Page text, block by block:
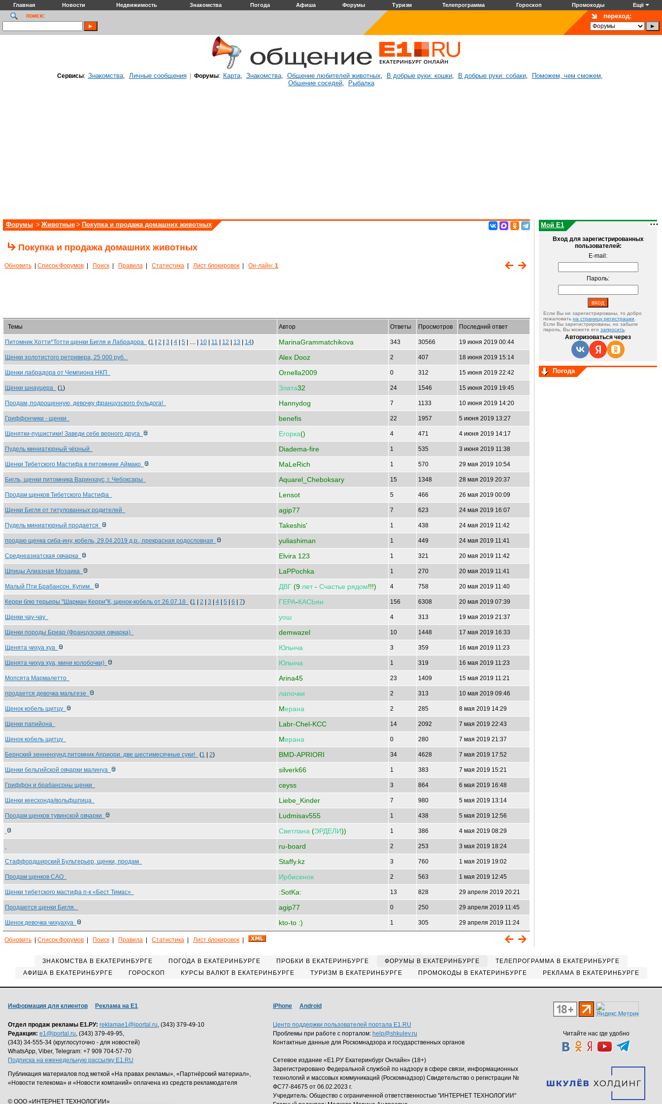
Главная Новости Недвижимость Знакомства Погода Афиша Форумы Туризм Телепрограмма Гороскоп Промокоды Ещё
поиск: переход:
Сервисы: Знакомства, Личные сообщения| Форумы: Карта, Знакомства, Общение любителей животных, В добрые руки: кошки, В добрые руки: собаки, Поможем, чем сможем,
Общение соседей, Рыбалка
Форумы > Животные > Покупка и продажа домашних животных
Покупка и продажа домашних животных
Обновить Список Форумов Поиск Правила Статистика Лист блокировок Он-лайн: 1
Темы Автор Ответы Просмотров Последний ответ
Питомник Хотти*Тотти щенки Бигля и Лабрадора (1 2 3 4 5 | .... | 10 11 12 13 14) MarinaGrammatchikova 343 30566 19 июня 2019 00:44
Щенки золотистого ретривера, 25 000 руб. Alex Dooz 2 407 18 июня 2019 15:14
Щенки лабрадора от Чемпиона НКП Ornella2009 0 312 15 июня 2019 22:42
Щенки шнауцера (1) Злата32 24 1546 15 июня 2019 19:45
Продам, подрощенную, девочку французского бульдога! Hannydog 7 1133 10 июня 2019 14:20
Гриффончики - щенки benefis 22 1957 5 июня 2019 13:27
Щенятки-пушистики! Заведи себе верного друга Егорка() 4 471 4 июня 2019 14:17
Пудель миниатюрный чёрный Diadema-fire 1 535 3 июня 2019 11:38
Щенки Тибетского Мастифа в питомнике Аймако MaLeRich 1 570 29 мая 2019 10:54
Бигль, щенки питомника Варинхаус, г. Чебоксары Aquarel_Cheboksary 15 1348 28 мая 2019 20:37
Продам щенков Тибетского Мастифа Lensot 5 466 26 мая 2019 00:09
Щенки Бигля от титулованных родителей agip77 7 623 24 мая 2019 16:07
Пудель миниатюрный продается Takeshis' 1 438 24 мая 2019 11:42
продаю щенка сиба-ину, кобель, 29.04.2019 д.р., прекрасная родословная yuliashiman 1 449 24 мая 2019 11:41
Среднеазиатская овчарка Elvira 123 1 321 20 мая 2019 11:42
Шпицы Алиазная Мозаика LaPPochka 1 270 20 мая 2019 11:41
Малый Пти Брабансон. Купим. ДВГ (9 лет- Счастье рядом!!!) 4 758 20 мая 2019 11:40
Керри блю терьеры "Шарман Керри"К, щенок-кобель от 26.07.18 (1 2 3 4 5 6 7) ГЕРА-КАСЬян 156 6308 20 мая 2019 07:39
Щенки чау-чау уош 4 313 19 мая 2019 21:37
Щенки породы Бриар (Французская овчарка) demwazel 10 1448 17 мая 2019 16:33
Щенята чихуа хуа Юльчча 3 359 16 мая 2019 11:23
Щенята чихуа хуа, мини колобочки) Юльчча 1 319 16 мая 2019 11:23
Мопсята Мармалетто Arina45 23 1409 15 мая 2019 11:21
продается девочка мальтезе лапочки 2 313 10 мая 2019 09:46
Щенок кобель щитцу Mерана 2 285 8 мая 2019 14:29
Щенки папийона Labr-Chel-KCC 14 2092 7 мая 2019 22:43
Щенок кобель щитцу Mерана 0 280 7 мая 2019 21:37
Бернский зенненхунд,питомник Априори. две шестимесячные суки! (1 2) BMD-APRIORI 34 4628 7 мая 2019 17:52
Щенки бельгийской овчарки малинуа silverk66 1 383 7 мая 2019 15:21
Гриффон и брабансоны щенки ceyss 3 864 6 мая 2019 16:48
Щенки кеесхонда/вольфшпица Liebe_Kinder 7 980 5 мая 2019 13:14
Продам щенков тувинской овчарки Ludmisav555 1 438 5 мая 2019 12:56
Светлана (ЭРДЕЛИ)) 1 386 4 мая 2019 08:29
ru-board 2 253 3 мая 2019 18:24
Стаффордширский Бультерьер, щенки, продам Staffy.kz 3 760 1 мая 2019 19:02
Продам щенков САО Ирбисенок 2 563 1 мая 2019 12:45
Щенки тибетского мастифа п-к «Бест Тимас» :SotKa: 13 828 29 апреля 2019 20:21
Продаются щенки Бигля. agip77 0 250 29 апреля 2019 11:45
Щенок девочка чихуахуа kto-to :) 1 305 29 апреля 2019 11:24
Обновить Список Форумов Поиск Правила Статистика Лист блокировок
Мой E1
Вход для зарегистрированных
пользователей:
E-mail:
Пароль:
Если Вы не зарегистрированы, то добро
пожаловать на страницу регистрации
Если Вы зарегистрированы, но забыли
пароль, Вы можете его запросить
Авторизоваться через
Погода
ЗНАКОМСТВА В ЕКАТЕРИНБУРГЕ ПОГОДА В ЕКАТЕРИНБУРГЕ ПРОБКИ В ЕКАТЕРИНБУРГЕ ФОРУМЫ В ЕКАТЕРИНБУРГЕ
ТЕЛЕПРОГРАММА В ЕКАТЕРИНБУРГЕ
АФИША В ЕКАТЕРИНБУРГЕ
ГОРОСКОП КУРСЫ ВАЛЮТ В ЕКАТЕРИНБУРГЕ ТУРИЗМ В ЕКАТЕРИНБУРГЕ ПРОМОКОДЫ В ЕКАТЕРИНБУРГЕ РЕКЛАМА В ЕКАТЕРИНБУРГЕ
Читайте нас где удобно
Информация для клиентов Реклама на Е1
Отдел продаж рекламы Е1.РУ: reklamae1@iportal.ru, (343) 379-49-10
Редакция: e1@iportal.ru, (343) 379-49-95,
(343) 34-555-34 (круглосуточно - для новостей)
WhatsApp, Viber, Telegram: +7 909 704-57-70
Подписка на еженедельную рассылку E1.RU
Публикация материалов под меткой «На правах рекламы», «Партнёрский материал»,
«Новости телекома» и «Новости компаний» оплачена из средств рекламодателя
© ООО «ИНТЕРНЕТ ТЕХНОЛОГИИ»
iPhone Android
Центр поддержки пользователей портала E1.RU
Проблемы при работе с порталом: help@shkulev.ru
Контактные данные для Роскомнадзора и государственных органов
Сетевое издание «Е1.РУ Екатеринбург Онлайн» (18+)
Зарегистрировано Федеральной службой по надзору в сфере связи, информационных
технологий и массовых коммуникаций (Роскомнадзор) Свидетельство о регистрации №
ФС77-84675 от 06.02.2023 г.
Учредитель: Общество с ограниченной ответственностью "ИНТЕРНЕТ ТЕХНОЛОГИИ"